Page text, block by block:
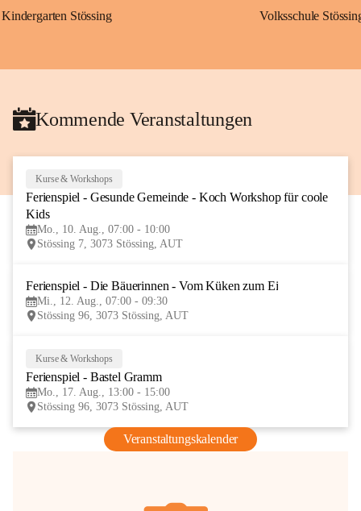
Kindergarten Stössing Volksschule
Kommende Veranstaltungen
AUG
Kurse & Workshops
Ferienspiel - Gesunde Gemeinde - Koch Workshop für coole
Kids
Mo., 10. Aug., 07:00 - 10:00
Stössing 7, 3073 Stössing, AUT
Ferienspiel - Die Bäuerinnen - Vom Küken zum Ei
Mi., 12. Aug., 07:00 - 09:30
Stössing 96, 3073 Stössing, AUT
Kurse & Workshops
Ferienspiel - Bastel Gramm
Mo., 17. Aug., 13:00 - 15:00
Stössing 96, 3073 Stössing, AUT
Veranstaltungskalender